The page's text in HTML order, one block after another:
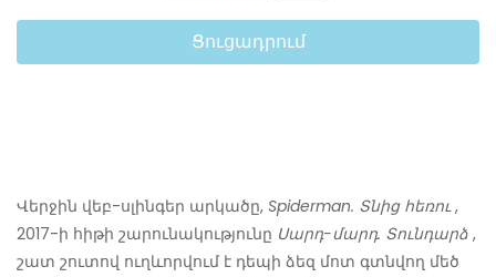
Ցուցադրում
Վերջին վեբ-սլինգեր արկածը, Spiderman. Տնից հեռու,
2017-ի հիթի շարունակությունը Սարդ-մարդ. Տունդարձ ,
շատ շուտով ուղևորվում է դեպի ձեզ մոտ գտնվող մեծ